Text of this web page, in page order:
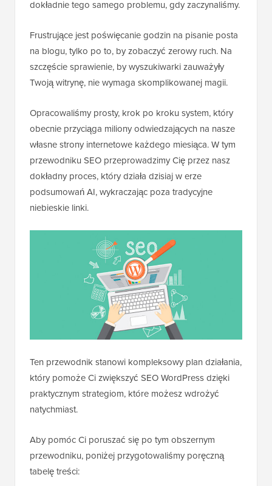
dokładnie tego samego problemu, gdy zaczynaliśmy.
Frustrujące jest poświęcanie godzin na pisanie posta
na blogu, tylko po to, by zobaczyć zerowy ruch. Na
szczęście sprawienie, by wyszukiwarki zauważyły
Twoją witrynę, nie wymaga skomplikowanej magii.
Opracowaliśmy prosty, krok po kroku system, który
obecnie przyciąga miliony odwiedzających na nasze
własne strony internetowe każdego miesiąca. W tym
przewodniku SEO przeprowadzimy Cię przez nasz
dokładny proces, który działa dzisiaj w erze
podsumowań AI, wykraczając poza tradycyjne
niebieskie linki.
Ten przewodnik stanowi kompleksowy plan działania,
który pomoże Ci zwiększyć SEO WordPress dzięki
praktycznym strategiom, które możesz wdrożyć
natychmiast.
Aby pomóc Ci poruszać się po tym obszernym
przewodniku, poniżej przygotowaliśmy poręczną
tabelę treści: